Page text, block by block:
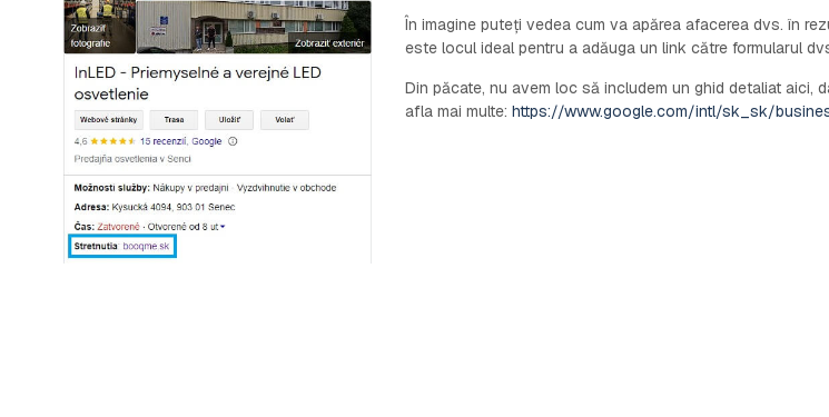
În imagine puteți vedea cum va apărea afacerea dvs. în
este locul ideal pentru a adăuga un link către formularul
Din păcate, nu avem loc să includem un ghid detaliat aici,
afla mai multe: https://www.google.com/intl/sk_sk/